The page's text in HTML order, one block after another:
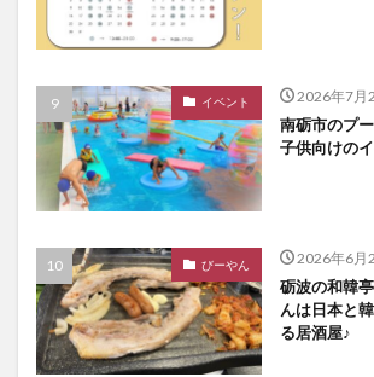
イベント 2026年7月
南砺市のプ
子供向けの
びーやん 2026年6月
砺波の和韓
んは日本と
る居酒屋♪